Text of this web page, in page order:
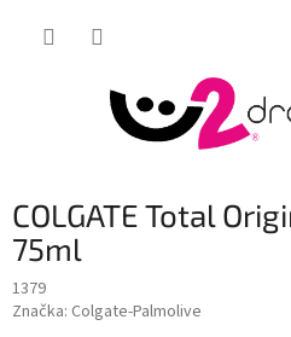
COLGATE Total
75ml
1379
Značka: Colgate-Palmolive